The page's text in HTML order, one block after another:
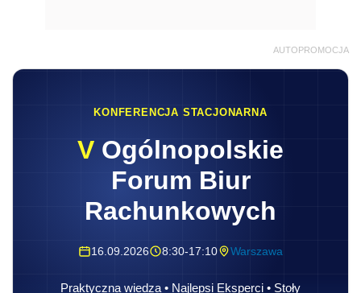
AUTOPROMOCJA
KONFERENCJA STACJONARNA
V Ogólnopolskie
Forum Biur
Rachunkowych
16.09.2026 8:30-17:10 Warszawa
Praktyczna wiedza • Najlepsi Eksperci • Stoły